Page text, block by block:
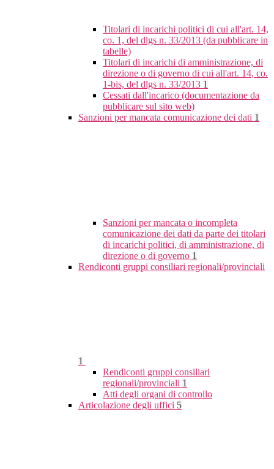
Titolari di incarichi politici di cui all'art. 14,
co. 1, del dlgs n. 33/2013 (da pubblicare in
tabelle)
Titolari di incarichi di amministrazione, di
direzione o di governo di cui all'art. 14, co.
1-bis, del dlgs n. 33/2013 1
Cessati dall'incarico (documentazione da
pubblicare sul sito web)
Sanzioni per mancata comunicazione dei dati 1
Sanzioni per mancata o incompleta
comunicazione dei dati da parte dei titolari
di incarichi politici, di amministrazione, di
direzione o di governo 1
Rendiconti gruppi consiliari regionali/provinciali
1
Rendiconti gruppi consiliari
regionali/provinciali 1
Atti degli organi di controllo
Articolazione degli uffici 5